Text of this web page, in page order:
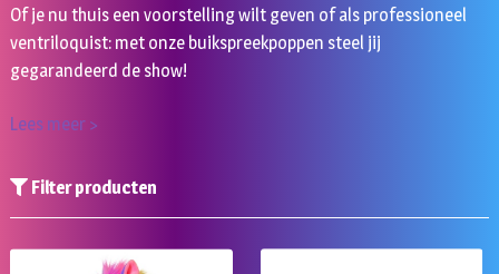
Of je nu thuis een voorstelling wilt geven of als professioneel
ventriloquist: met onze buikspreekpoppen steel jij
gegarandeerd de show!
Lees meer >
Filter producten